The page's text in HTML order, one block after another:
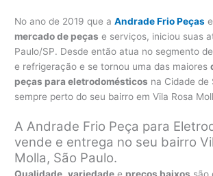
No ano de 2019 que aAndrade Frio Peças
mercado de peças e serviços, iniciou suas
Paulo/SP. Desde então atua no segmento
e refrigeração e se tornou uma das maiores
peças para eletrodomésticos na Cidade de
sempre perto do seu bairro em Vila Rosa
A Andrade Frio Peça para
vende e entrega no seu bairro
Molla, São Paulo.